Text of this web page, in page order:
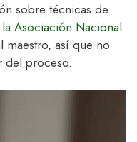
sobre técnicas de
Asociación Nacional
maestro, así que no
del proceso.